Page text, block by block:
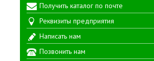
Получить каталог по почте
Реквизиты предприятия
Написать нам
Позвонить нам